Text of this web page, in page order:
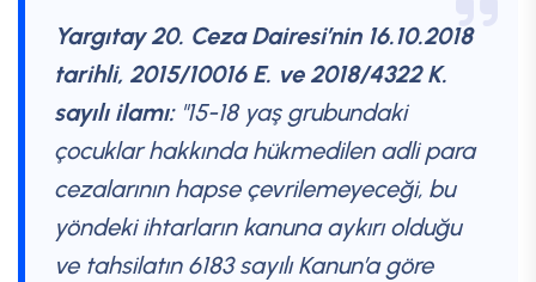
Yargıtay 20. Ceza Dairesi’nin 16.10.2018
tarihli, 2015/10016 E. ve 2018/4322 K.
sayılı ilamı:"15-18 yaş grubundaki
çocuklar hakkında hükmedilen adli para
cezalarının hapse çevrilemeyeceği, bu
yöndeki ihtarların kanuna aykırı olduğu
ve tahsilatın 6183 sayılı Kanun’a göre